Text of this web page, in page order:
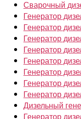
Сварочный
Генератор
Генератор
Генератор
Генератор
Генератор
Генератор
Генератор
Генератор
Дизельный
Генератор